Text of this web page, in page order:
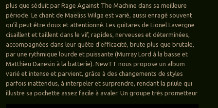
plus que séduit par Rage Against The Machine dans sa meilleure
période. Le chant de Maëliss Wilga est varié, aussi enragé souvent
qu’il peut être doux et attentionné. Les guitares de Lionel Lavergne
cisaillent et taillent dans le vif, rapides, nerveuses et déterminées,
accompagnées dans leur quête d’efficacité, brute plus que brutale,
par une rythmique lourde et puissante (Murray Lord à la basse et
Matthieu Danesin à la batterie). NewTT nous propose un album
varié et intense et parvient, grâce à des changements de styles
parfois inattendus, à interpeler et surprendre, rendant la pilule qui
illustre sa pochette assez facile à avaler. Un groupe très prometteur